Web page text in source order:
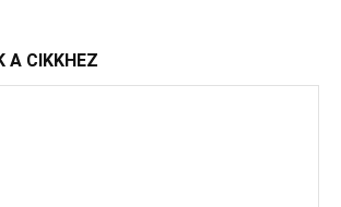
A CIKKHEZ